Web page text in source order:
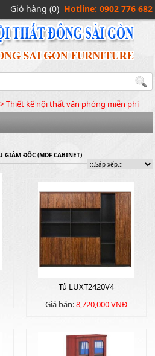
Giỏ hàng (0) Hotline: 0902 776 682
Thiết kế nội thất văn phòng miễn phí
GIÁM ĐỐC (MDF CABINET)
Tủ LUXT2420V4
Giá bán:8,720,000 VNĐ